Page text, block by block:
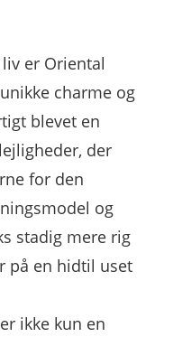
er Oriental
charme og
blevet en
der
for den
og
stadig mere rig
på en hidtil uset
ikke kun en